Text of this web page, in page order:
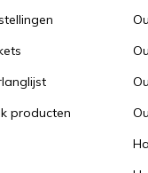
producten